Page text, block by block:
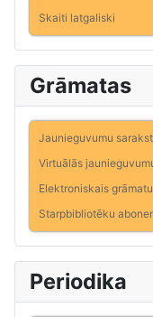
Skaiti latgaliski
Grāmatas
Jaunieguvumu
Virtuālās
Elektroniskais
Starpbibliotēku
Periodika